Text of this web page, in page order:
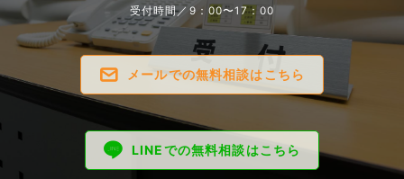
受付時間／9：00〜17：00
メールでの無料相談はこちら
LINEでの無料相談はこちら